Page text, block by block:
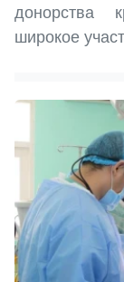
донорства
широкое